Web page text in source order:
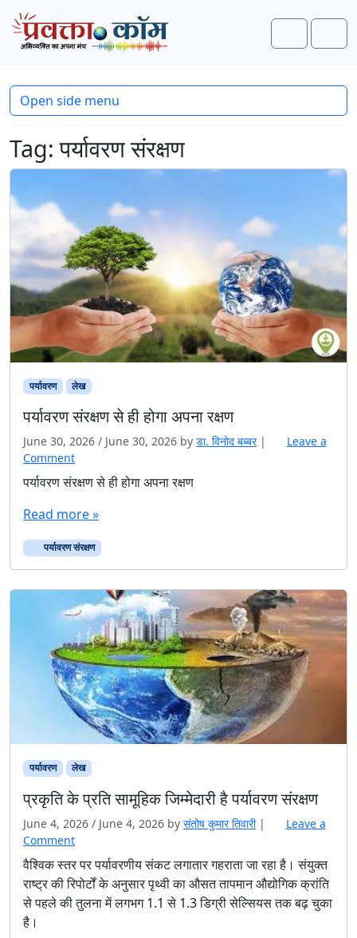
Skip to content
Skip to footer
Search
Tag:पर्यावरण संरक्षण
पर्यावरण लेख
पर्यावरण संरक्षण से ही होगा अपना रक्षण
June 30, 2026 / June 30, 2026 by डा. विनोद बब्बर |
Leave a
Comment
पर्यावरण संरक्षण से ही होगा अपना रक्षण
Read more »
पर्यावरण संरक्षण
पर्यावरण लेख
प्रकृति के प्रति सामूहिक जिम्मेदारी है पर्यावरण संरक्षण
June 4, 2026 / June 4, 2026 by संतोष कुमार तिवारी |
Leave a
Comment
वैश्विक स्तर पर पर्यावरणीय संकट लगातार गहराता जा रहा है। संयुक्त
राष्ट्र की रिपोर्टों के अनुसार पृथ्वी का औसत तापमान औद्योगिक क्रांति
से पहले की तुलना में लगभग 1.1 से 1.3 डिग्री सेल्सियस तक बढ़ चुका
है।
Open side menu